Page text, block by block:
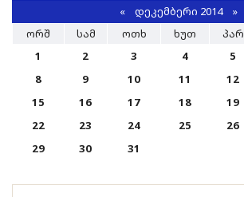
« ᲓᲔᲙᲔᲛᲑᲔᲠᲘ 2014 »
ᲝᲠᲨ
ᲡᲐᲛ ᲝᲗᲮ ᲮᲣᲗ ᲞᲐᲠ
1
2 3 4 5
8
9 10 11 12
15
16 17 18 19
22
23 24 25 26
29
30 31